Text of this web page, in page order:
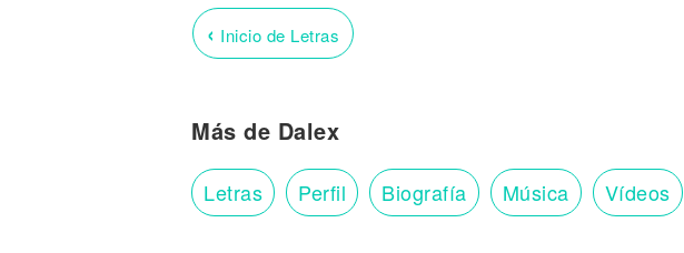
‹ Inicio de Letras
Más de Dalex
Letras Perfil Biografía Música Vídeos